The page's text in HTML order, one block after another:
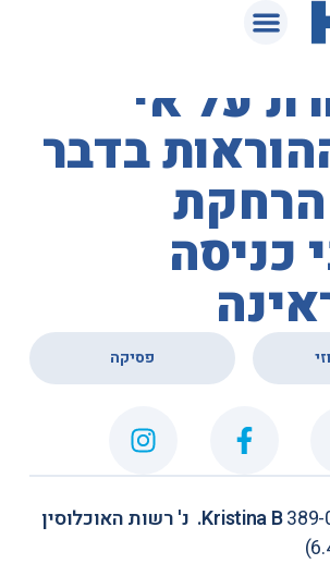
המחוזי
על אי
בדבר
הרחקת
כניסה
פסיקה
Kristina B. נ' רשות האוכלוסין